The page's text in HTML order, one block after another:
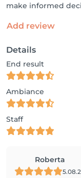
make informed
Add review
Details
End result
Ambiance
Staff
Roberta